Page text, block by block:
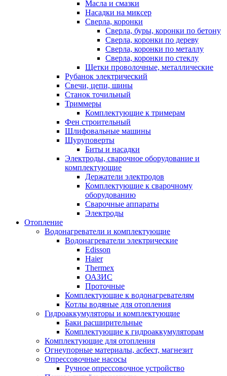
Масла и смазки
Насадки на миксер
Сверла, коронки
Сверла, буры, коронки по бетону
Сверла, коронки по дереву
Сверла, коронки по металлу
Сверла, коронки по стеклу
Щетки проволочные, металлические
Рубанок электрический
Свечи, цепи, шины
Станок точильный
Триммеры
Комплектующие к тримерам
Фен строительный
Шлифовальные машины
Шуруповерты
Биты и насадки
Электроды, сварочное оборудование и
комплектующие
Держатели электродов
Комплектующие к сварочному
оборудованию
Сварочные аппараты
Электроды
Отопление
Водонагреватели и комплектующие
Водонагреватели электрические
Edisson
Haier
Thermex
ОАЗИС
Проточные
Комплектующие к водонагревателям
Котлы водяные для отопления
Гидроаккумуляторы и комплектующие
Баки расширительные
Комплектующие к гидроаккумуляторам
Комплектующие для отопления
Огнеупорные материалы, асбест, магнезит
Опрессовочные насосы
Ручное опрессовочное устройство